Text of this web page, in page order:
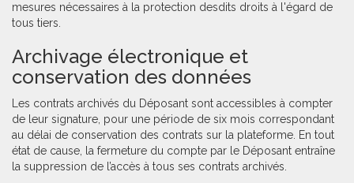
mesures nécessaires à la protection desdits droits à l'égard de
tous tiers.
Archivage électronique et
conservation des données
Les contrats archivés du Déposant sont accessibles à compter
de leur signature, pour une période de six mois correspondant
au délai de conservation des contrats sur la plateforme. En tout
état de cause, la fermeture du compte par le Déposant entraîne
la suppression de l’accès à tous ses contrats archivés.